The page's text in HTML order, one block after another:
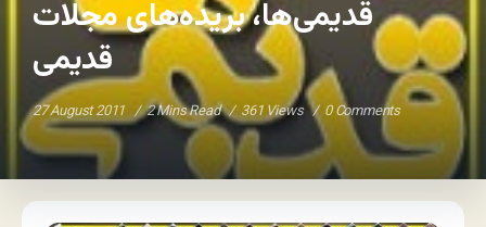
قدیمی‌ها، بریده‌های مجلات
قدیمی
27 August 2011 2 Mins Read 361 Views 0 Comments